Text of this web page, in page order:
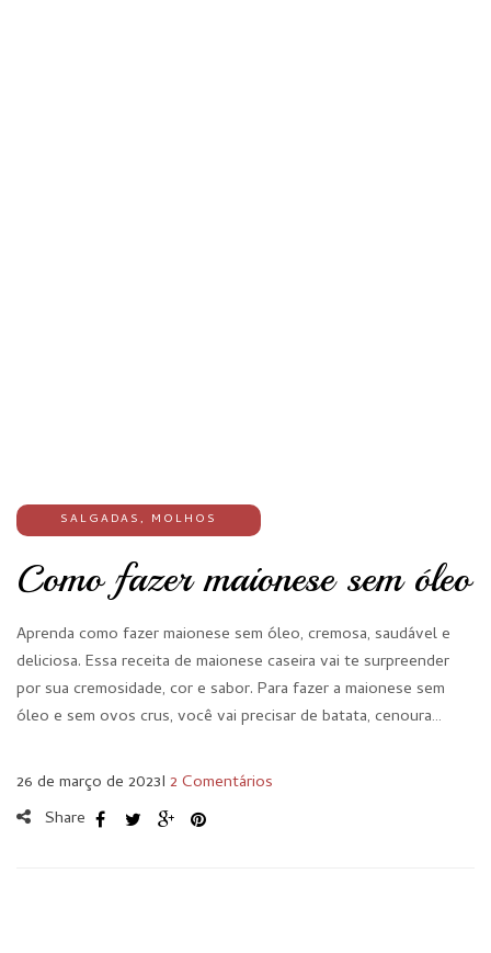
SALGADAS, MOLHOS
Como fazer maionese sem óleo
Aprenda como fazer maionese sem óleo, cremosa, saudável e
deliciosa. Essa receita de maionese caseira vai te surpreender
por sua cremosidade, cor e sabor. Para fazer a maionese sem
óleo e sem ovos crus, você vai precisar de batata, cenoura…
26 de março de 2023I 2 Comentários
Share